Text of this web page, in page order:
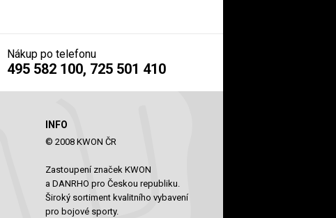
Nákup po telefonu
495 582 100, 725 501 410
INFO
© 2008 KWON ČR
Zastoupení značek KWON
a DANRHO pro Českou republiku.
Široký sortiment kvalitního vybavení
pro bojové sporty.